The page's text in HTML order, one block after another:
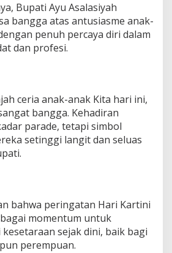
i
y
a
h
M
p
a
s
P
e
s
a
K
a
r
n
Bupati Ayu Asalasiyah
bangga atas antusiasme anak-
penuh percaya diri dalam
dan profesi.
ceria anak-anak Kita hari ini,
bangga. Kehadiran
parade, tetapi simbol
setinggi langit dan seluas
bahwa peringatan Hari Kartini
momentum untuk
sejak dini, baik bagi
perempuan.